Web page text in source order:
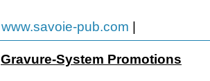
www.savoie-pub.com |
Gravure-System Promotions